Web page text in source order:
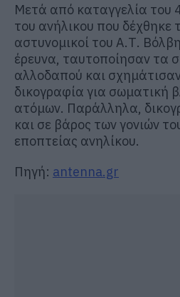
Μετά από καταγγελία του
του ανήλικου που δέχθηκε
αστυνομικοί του Α.Τ.
έρευνα, ταυτοποίησαν τα
αλλοδαπού και
δικογραφία για σωματική
ατόμων. Παράλληλα,
και σε βάρος των γονιών
εποπτείας ανηλίκου.
Πηγή: antenna.gr